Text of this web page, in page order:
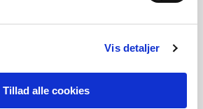
Vis detaljer
Tillad alle cookies
såvel som
der hjælper